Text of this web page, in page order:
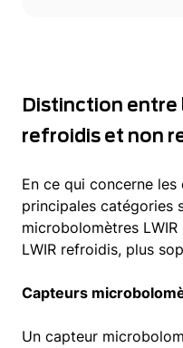
Distinction entre
refroidis et non
En ce qui concerne les
principales catégories
microbolomètres
LWIR refroidis, plus
Capteurs
Un capteur